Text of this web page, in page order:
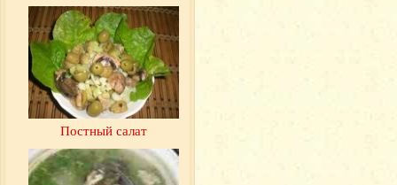
Постный салат